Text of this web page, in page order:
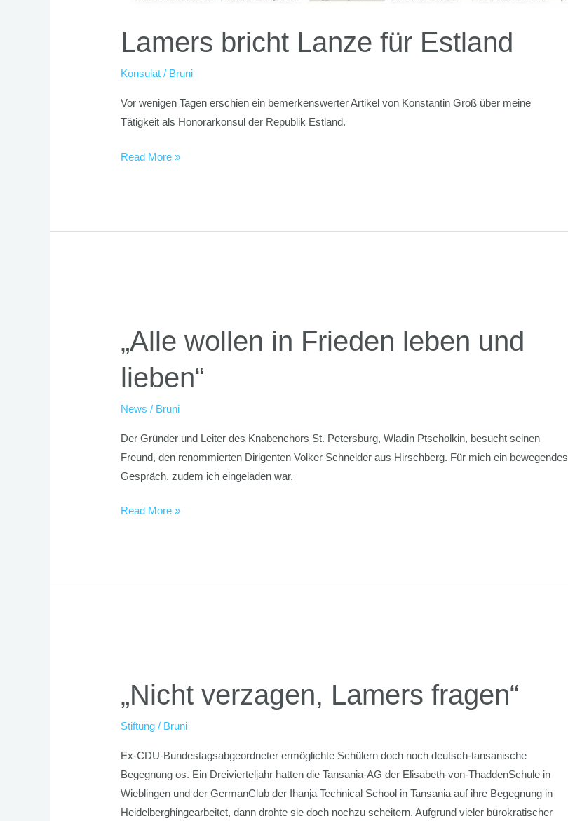
Lamers bricht Lanze für Estland
Konsulat / Bruni
Vor wenigen Tagen erschien ein bemerkenswerter Artikel von Konstantin Groß über meine
Tätigkeit als Honorarkonsul der Republik Estland.
Read More »
„Alle wollen in Frieden leben und
lieben“
News / Bruni
Der Gründer und Leiter des Knabenchors St. Petersburg, Wladin Ptscholkin, besucht seinen
Freund, den renommierten Dirigenten Volker Schneider aus Hirschberg. Für mich ein bewegendes
Gespräch, zudem ich eingeladen war.
Frieden
leben
und
lieben“
Read More »
„Nicht verzagen, Lamers fragen“
Stiftung / Bruni
Ex-CDU-Bundestagsabgeordneter ermöglichte Schülern doch noch deutsch-tansanische
Begegnung os. Ein Dreivierteljahr hatten die Tansania-AG der Elisabeth-von-ThaddenSchule in
Wieblingen und der GermanClub der Ihanja Technical School in Tansania auf ihre Begegnung in
Heidelberghingearbeitet, dann drohte sie doch nochzu scheitern. Aufgrund vieler bürokratischer
Lamers
fragen“